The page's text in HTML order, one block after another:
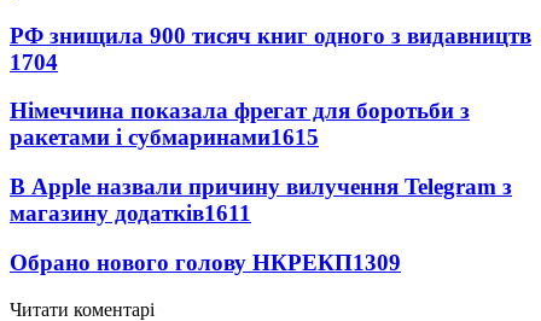
РФ знищила 900 тисяч книг одного з видавництв
1704
Німеччина показала фрегат для боротьби з
ракетами і субмаринами1615
В Apple назвали причину вилучення Telegram з
магазину додатків1611
Обрано нового голову НКРЕКП1309
Читати коментарі